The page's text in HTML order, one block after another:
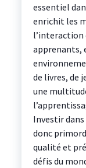
essentiel
enrichit les
l’interaction
apprenants,
de livres, de
une
Investir
donc
qualité et
défis du